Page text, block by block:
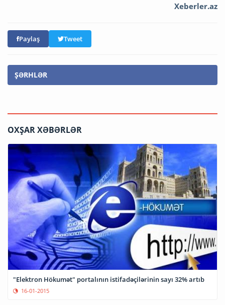
Xeberler.az
Paylaş Tweet
ŞƏRHLƏR
OXŞAR XƏBƏRLƏR
"Elektron Hökumət" portalının istifadəçilərinin sayı 32% artıb
16-01-2015